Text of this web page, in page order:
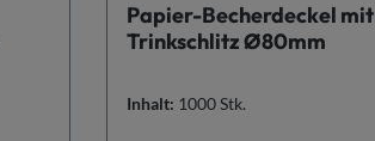
Papier-Becherdeckel mit
Trinkschlitz Ø80mm
Inhalt: 1000 Stk.